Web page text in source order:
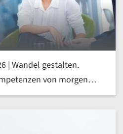
| Wandel gestalten.
von morgen
heute entwickeln | mehr »